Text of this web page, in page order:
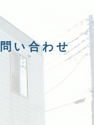
問い合わせ